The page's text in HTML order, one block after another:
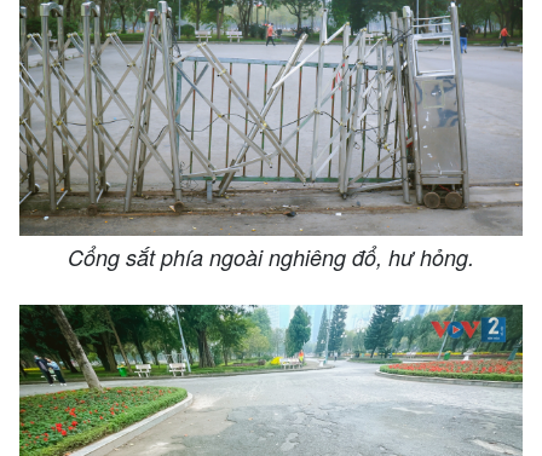
Cổng sắt phía ngoài nghiêng đổ, hư hỏng.